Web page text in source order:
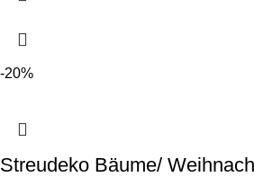
-20%
Streudeko Bäume/